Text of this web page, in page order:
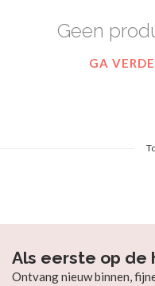
Geen
GA
Als eerste op de
Ontvang nieuw binnen,